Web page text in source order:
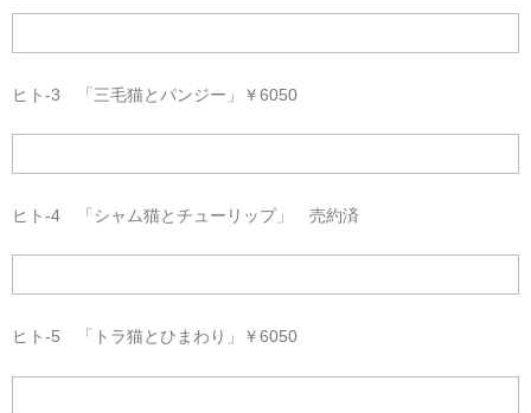
ヒト-3 「三毛猫とパンジー」￥6050
ヒト-4 「シャム猫とチューリップ」 売約済
ヒト-5 「トラ猫とひまわり」￥6050